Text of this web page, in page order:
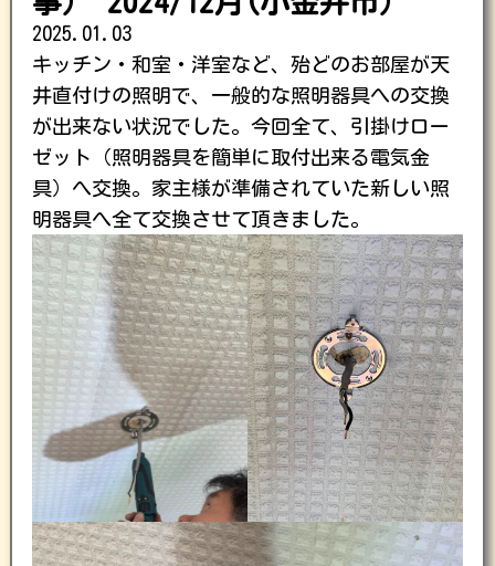
2025.01.03
キッチン・和室・洋室など、殆どのお部屋が天
井直付けの照明で、一般的な照明器具への交換
が出来ない状況でした。今回全て、引掛けロー
ゼット（照明器具を簡単に取付出来る電気金
具）へ交換。家主様が準備されていた新しい照
明器具へ全て交換させて頂きました。